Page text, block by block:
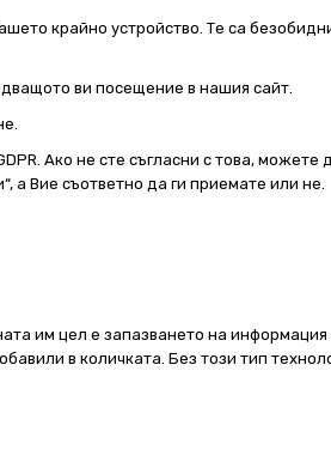
крайно устройство. Те са
ви посещение в нашия сайт.
Ако не сте съгласни с това, можете
а Вие съответно да ги приемате или не.
им цел е запазването на информация
в количката. Без този тип